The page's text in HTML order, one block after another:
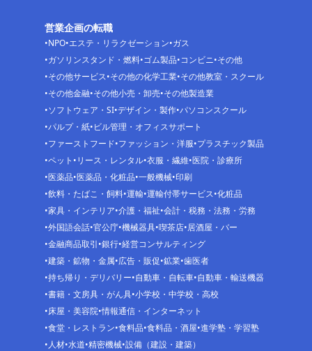
営業企画の転職
NPO エステ・リラクゼーション ガス
ガソリンスタンド・燃料 ゴム製品 コンビニ その他
その他サービス その他の化学工業 その他教室・スクール
その他金融 その他小売・卸売 その他製造業
ソフトウェア・SI デザイン・製作 パソコンスクール
パルプ・紙 ビル管理・オフィスサポート
ファーストフード ファッション・洋服 プラスチック製品
ペット リース・レンタル 衣服・繊維 医院・診療所
医薬品 医薬品・化粧品 一般機械 印刷
飲料・たばこ・飼料 運輸 運輸付帯サービス 化粧品
家具・インテリア 介護・福祉 会計・税務・法務・労務
外国語会話 官公庁 機械器具 喫茶店 居酒屋・バー
金融商品取引 銀行 経営コンサルティング
建築・鉱物・金属 広告・販促 鉱業 歯医者
持ち帰り・デリバリー 自動車・自転車 自動車・輸送機器
書籍・文房具・がん具 小学校・中学校・高校
床屋・美容院 情報通信・インターネット
食堂・レストラン 食料品 食料品・酒屋 進学塾・学習塾
人材 水道 精密機械 設備（建設・建築）